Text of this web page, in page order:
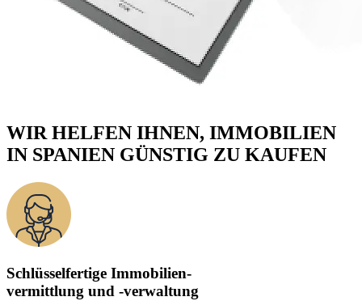
WIR HELFEN IHNEN, IMMOBILIEN
IN SPANIEN GÜNSTIG ZU KAUFEN
Schlüsselfertige Immobilien-
vermittlung und -verwaltung